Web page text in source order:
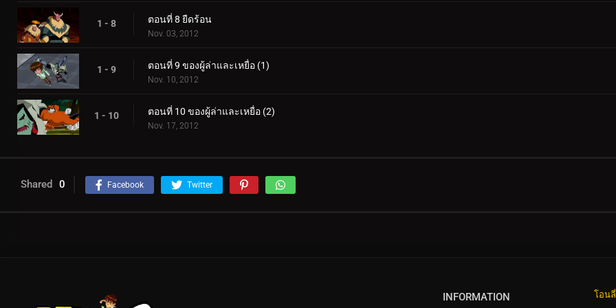
1 - 8 ตอนที่ 8 ยืดร้อน
Nov. 03, 2012
1 - 9 ตอนที่ 9 ของผู้ล่าและเหยื่อ (1)
Nov. 10, 2012
1 - 10 ตอนที่ 10 ของผู้ล่าและเหยื่อ (2)
Nov. 17, 2012
Shared 0 Facebook Twitter
INFORMATION โอน